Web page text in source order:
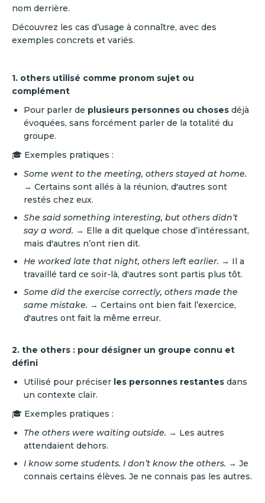
nom derrière.
Découvrez les cas d’usage à connaître, avec des
exemples concrets et variés.
1. others utilisé comme pronom sujet ou
complément
Pour parler de plusieurs personnes ou choses déjà
évoquées, sans forcément parler de la totalité du
groupe.
🎓 Exemples pratiques :
Some went to the meeting, others stayed at home.
→ Certains sont allés à la réunion, d'autres sont
restés chez eux.
She said something interesting, but others didn’t
say a word. → Elle a dit quelque chose d’intéressant,
mais d'autres n’ont rien dit.
He worked late that night, others left earlier. → Il a
travaillé tard ce soir-là, d'autres sont partis plus tôt.
Some did the exercise correctly, others made the
same mistake. → Certains ont bien fait l’exercice,
d'autres ont fait la même erreur.
2. the others : pour désigner un groupe connu et
défini
Utilisé pour préciser les personnes restantes dans
un contexte clair.
🎓 Exemples pratiques :
The others were waiting outside. → Les autres
attendaient dehors.
I know some students. I don’t know the others. → Je
connais certains élèves. Je ne connais pas les autres.